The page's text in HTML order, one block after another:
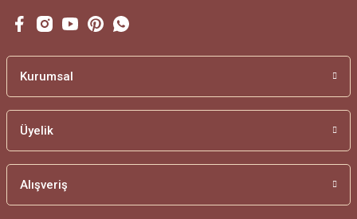
Kurumsal
Üyelik
Alışveriş